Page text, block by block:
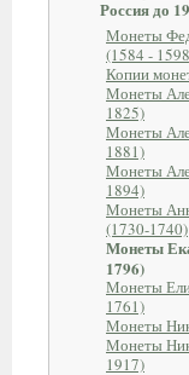
Россия до
Монеты
(1584 -
Копии
Монеты
1825)
Монеты
1881)
Монеты
1894)
Монеты
(1730-1740)
Монеты
1796)
Монеты
1761)
Монеты
Монеты
1917)